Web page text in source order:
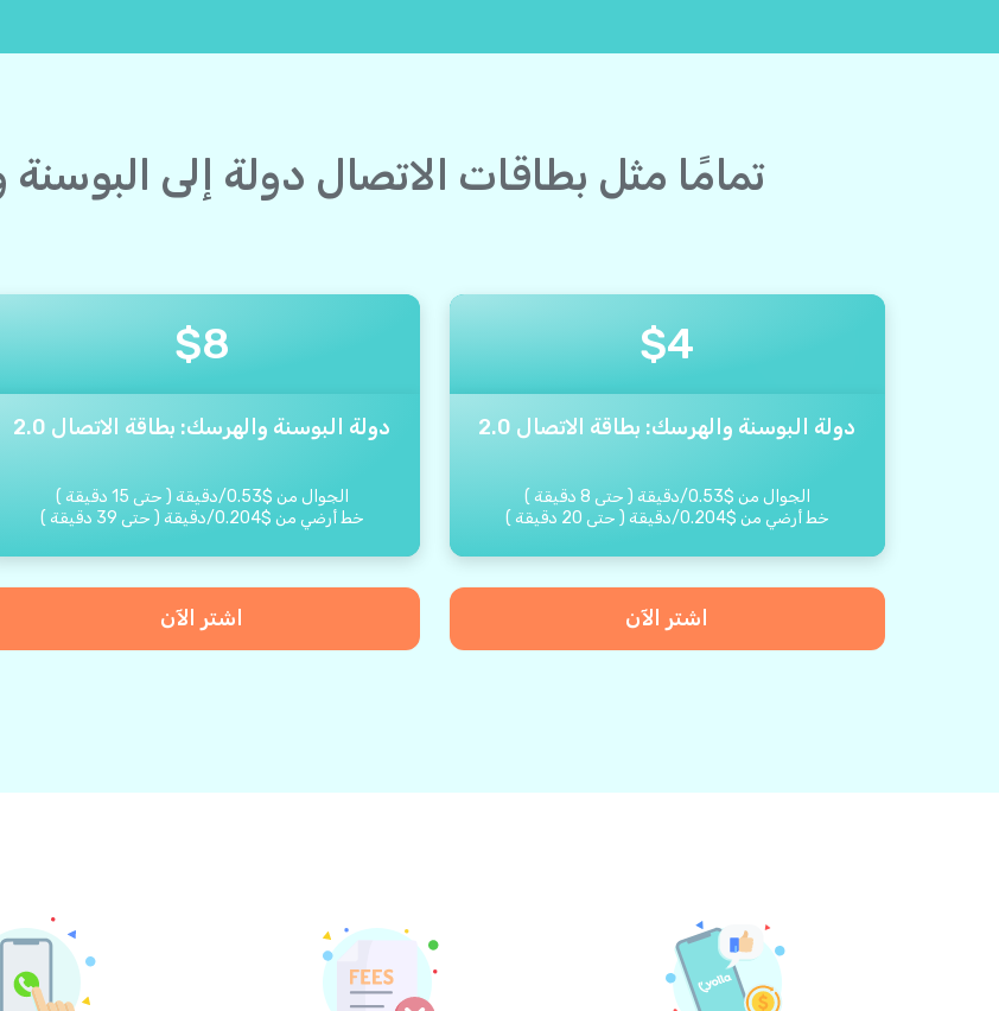
تمامًا مثل بطاقات الاتصال دولة إلى
$4
دولة البوسنة والهرسك: بطاقة الاتصال 2.0
الجوال من $
0.53
/دقيقة ( حتى 8 دقيقة )
خط أرضي من $
0.204
/دقيقة ( حتى 20 دقيقة )
اشتر الآن
$8
دولة البوسنة والهرسك: بطاقة الاتصال 2.0
الجوال من $
0.53
/دقيقة ( حتى 15 دقيقة )
خط أرضي من $
0.204
/دقيقة ( حتى 39 دقيقة )
اشتر الآن